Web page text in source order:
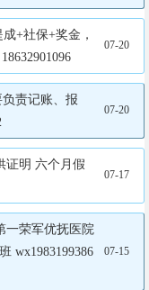
+社保+奖金，
07-20
责记账、报
07-20
证明 六个月假
07-17
一荣军优抚医院
wx1983199386
07-15